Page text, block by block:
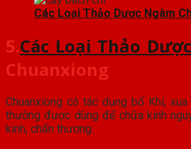
Các Loại Thảo Dược Ngâm
5.Các Loại Thảo
Chuanxiong
Chuanxiong có tác dụng bổ Khí,
thường được dùng để chữa kinh
kinh, chấn thương.